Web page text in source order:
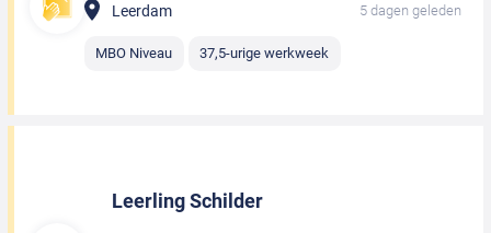
Leerdam 5 dagen geleden
MBO Niveau 37,5-urige werkweek
Leerling Schilder